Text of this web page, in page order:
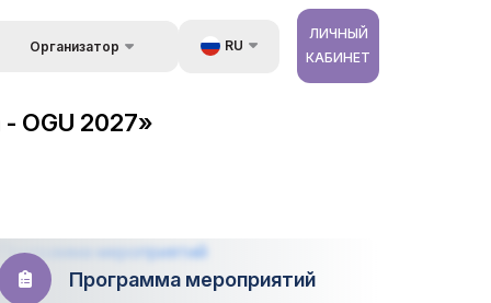
Организатор
Kонтакты
RU
ЛИЧНЫЙ
КАБИНЕТ
OGU 2027»
Программа мероприятий